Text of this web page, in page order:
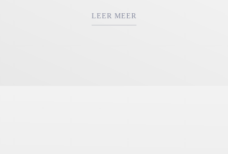
LEER MEER